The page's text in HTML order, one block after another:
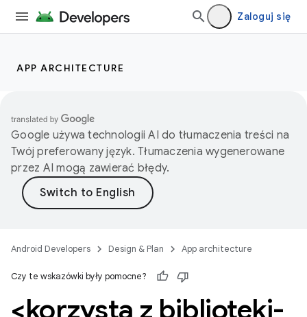
Zaloguj się
APP ARCHITECTURE
Google używa technologii AI do tłumaczenia treści na
Twój preferowany język. Tłumaczenia wygenerowane
przez AI mogą zawierać błędy.
Android Developers Design & Plan App architecture
Czy te wskazówki były pomocne?
<korzysta z biblioteki-